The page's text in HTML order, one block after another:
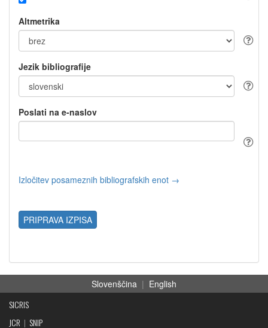
Altmetrika
Jezik bibliografije
Poslati na e-naslov
Izločitev posameznih bibliografskih enot →
PRIPRAVA IZPISA
Slovenščina | English
SICRIS
JCR | SNIP